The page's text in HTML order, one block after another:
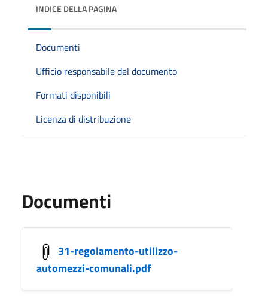
INDICE DELLA PAGINA
Documenti
Ufficio responsabile del documento
Formati disponibili
Licenza di distribuzione
Documenti
31-regolamento-utilizzo-
automezzi-comunali.pdf